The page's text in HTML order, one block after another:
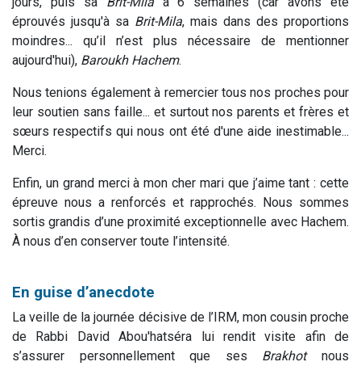
éprouvés jusqu'à sa Brit-Mila, mais dans des proportions
moindres... qu’il n’est plus nécessaire de mentionner
aujourd'hui), Baroukh Hachem.
Nous tenions également à remercier tous nos proches pour
leur soutien sans faille... et surtout nos parents et frères et
sœurs respectifs qui nous ont été d'une aide inestimable...
Merci.
Enfin, un grand merci à mon cher mari que j’aime tant : cette
épreuve nous a renforcés et rapprochés. Nous sommes
sortis grandis d’une proximité exceptionnelle avec Hachem.
À nous d’en conserver toute l’intensité.
En guise d’anecdote
La veille de la journée décisive de l’IRM, mon cousin proche
de Rabbi David Abou'hatséra lui rendit visite afin de
s’assurer personnellement que ses Brakhotnous